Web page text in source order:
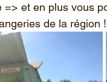
et en plus vous
de la région !